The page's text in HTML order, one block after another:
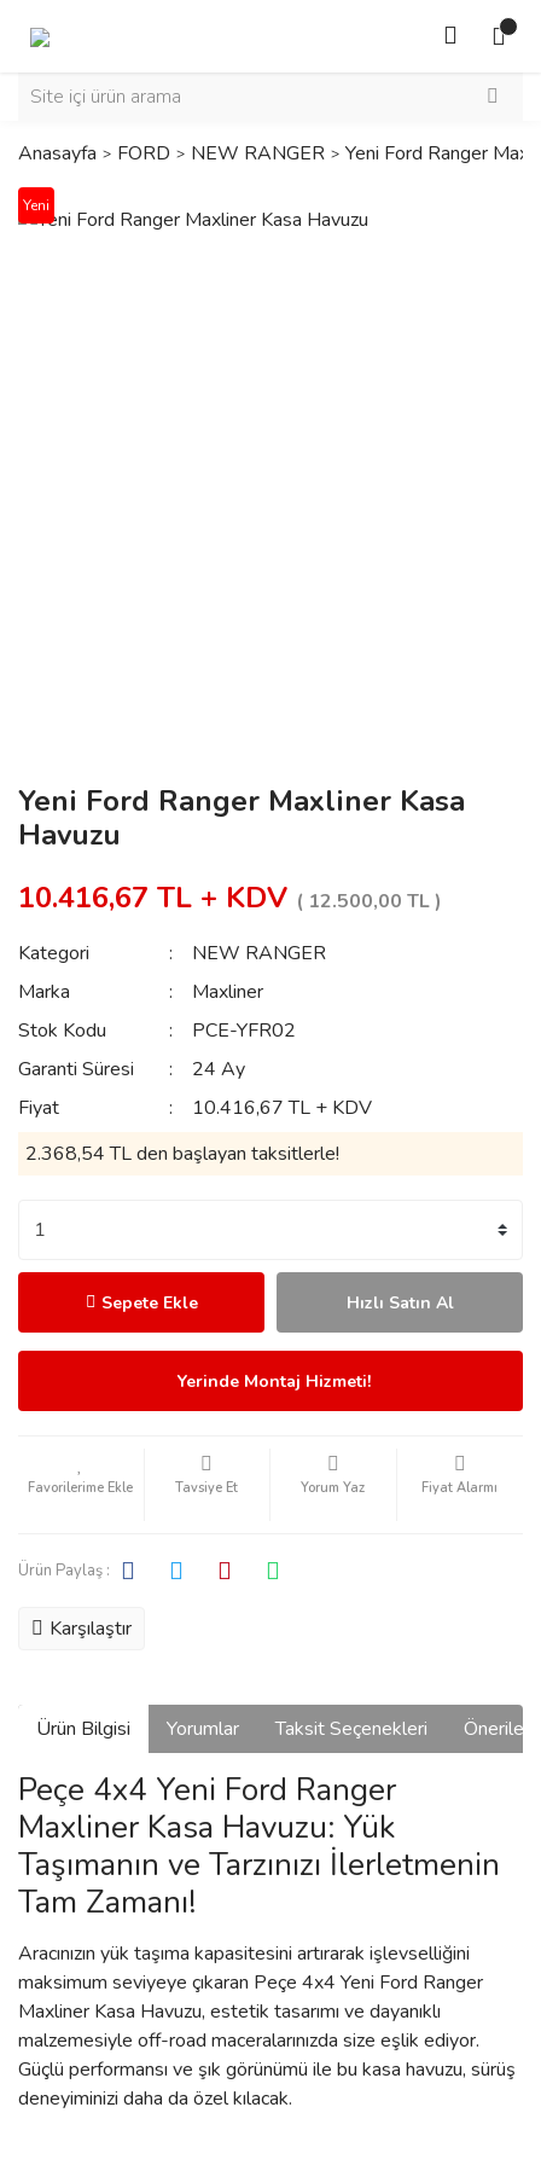
Anasayfa FORD NEW RANGER Yeni Ford Ranger
Yeni
Yeni Ford Ranger Maxliner Kasa
Havuzu
10.416,67 TL + KDV ( 12.500,00 TL )
Kategori
NEW RANGER
Marka
Maxliner
Stok Kodu
PCE-YFR02
Garanti Süresi
24 Ay
Fiyat
10.416,67 TL + KDV
2.368,54 TL den başlayan taksitlerle!
Sepete Ekle Hızlı Satın Al
Yerinde Montaj Hizmeti!
Tavsiye Et Yorum Yaz Fiyat Alarmı
Ürün Paylaş :
Karşılaştır
Ürün Bilgisi Yorumlar Taksit Seçenekleri
Peçe 4x4 Yeni Ford Ranger
Maxliner Kasa Havuzu: Yük
Taşımanın ve Tarzınızı İlerletmenin
Tam Zamanı!
Aracınızın yük taşıma kapasitesini artırarak işlevselliğini
maksimum seviyeye çıkaran Peçe 4x4 Yeni Ford Ranger
Maxliner Kasa Havuzu, estetik tasarımı ve dayanıklı
malzemesiyle off-road maceralarınızda size eşlik ediyor.
Güçlü performansı ve şık görünümü ile bu kasa havuzu, sürüş
deneyiminizi daha da özel kılacak.